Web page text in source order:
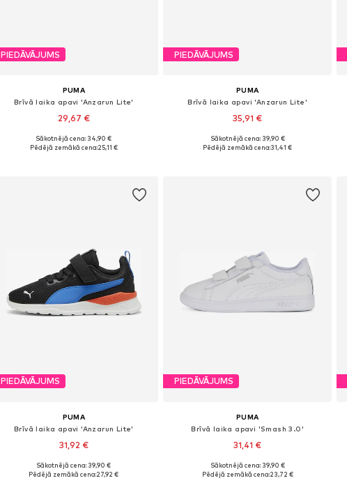
PIEDĀVĀJUMS
PUMA
Brīvā laika apavi 'Anzarun Lite'
29,67 €
+3
Pieejams daudzos izmēros
Sākotnējā cena: 34,90 €
Pēdējā zemākā cena:25,11 €
PIEDĀVĀJUMS
PUMA
Brīvā laika apavi 'Anzarun Lite'
35,91 €
+2
Pieejams daudzos izmēros
Sākotnējā cena: 39,90 €
Pēdējā zemākā cena:31,41 €
PIEDĀVĀJUMS
PUMA
Brīvā laika apavi 'Anzarun Lite'
31,92 €
+2
Pieejamie izmēri: 29, 31, 32, 33, 34, 35
Sākotnējā cena: 39,90 €
Pēdējā zemākā cena:27,92 €
PIEDĀVĀJUMS
PUMA
Brīvā laika apavi 'Smash 3.0'
31,41 €
Pieejamie izmēri: 28, 29, 31, 32, 33, 35
Sākotnējā cena: 39,90 €
Pēdējā zemākā cena:23,72 €